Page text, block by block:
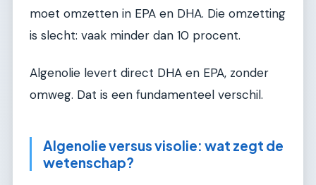
moet omzetten in EPA en DHA. Die omzetting
is slecht: vaak minder dan 10 procent.
Algenolie levert direct DHA en EPA, zonder
omweg. Dat is een fundamenteel verschil.
Algenolie versus visolie: wat zegt de
wetenschap?